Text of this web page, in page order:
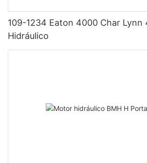
109-1234 Eaton 4000 Char Lynn
Hidráulico